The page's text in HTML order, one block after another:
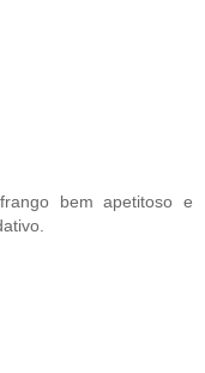
bem apetitoso e